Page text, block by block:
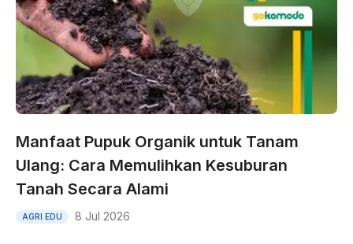
Manfaat Pupuk Organik untuk Tanam
Ulang: Cara Memulihkan Kesuburan
Tanah Secara Alami
AGRI EDU 8 Jul 2026